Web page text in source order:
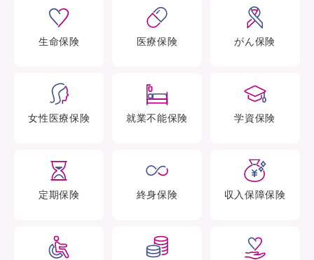
生命保険 医療保険 がん保険
女性医療保険 就業不能保険 学資保険
定期保険 終身保険 収入保障保険